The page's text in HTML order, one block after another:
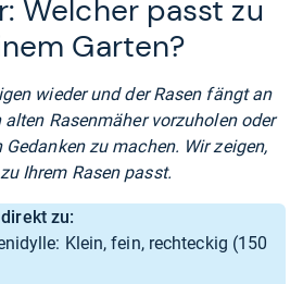
Welcher passt zu
Garten?
wieder und der Rasen fängt an
Rasenmäher vorzuholen oder
zu machen. Wir zeigen,
Ihrem Rasen passt.
zu:
Klein, fein, rechteckig (150